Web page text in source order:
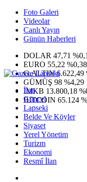
Foto Galeri
Videolar
Canlı Yayın
Günün Haberleri
DOLAR 47,71
EURO 55,22 %0,38
G.ALTIN6.622,49
GÜMÜŞ 98 %4,29
IMKB 13.800,18
BITCOIN 65.124
İlan
Güncel
Lapseki
Belde Ve Köyler
Siyaset
Yerel Yönetim
Turizm
Ekonomi
Resmî İlan